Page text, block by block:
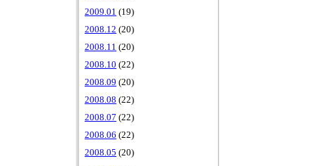
2009.01 (19)
2008.12 (20)
2008.11 (20)
2008.10 (22)
2008.09 (20)
2008.08 (22)
2008.07 (22)
2008.06 (22)
2008.05 (20)